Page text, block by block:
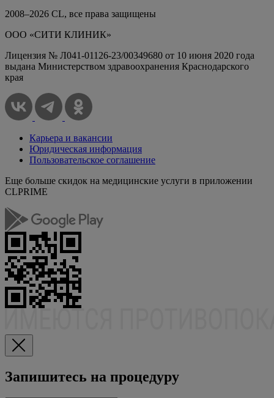
2008–2026 СL, все права защищены
ООО «СИТИ КЛИНИК»
Лицензия № Л041-01126-23/00349680 от 10 июня 2020 года
выдана Министерством здравоохранения Краснодарского
края
Карьера и вакансии
Юридическая информация
Пользовательское соглашение
Еще больше скидок на медицинские услуги в приложении
CLPRIME
Запишитесь на процедуру